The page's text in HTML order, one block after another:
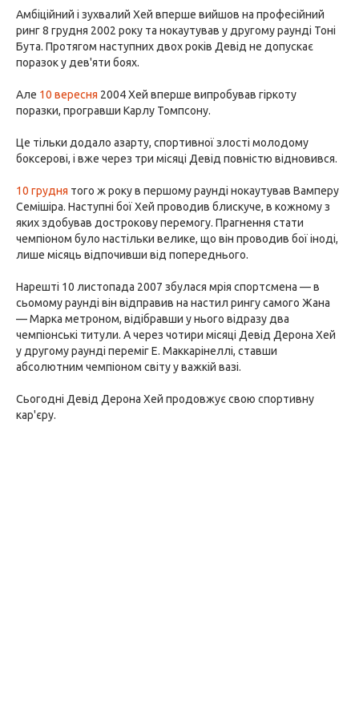
Амбіційний і зухвалий Хей вперше вийшов на професійний
ринг 8 грудня 2002 року та нокаутував у другому раунді Тоні
Бута. Протягом наступних двох років Девід не допускає
поразок у дев'яти боях.
Але 10 вересня 2004 Хей вперше випробував гіркоту
поразки, програвши Карлу Томпсону.
Це тільки додало азарту, спортивної злості молодому
боксерові, і вже через три місяці Девід повністю відновився.
10 грудня того ж року в першому раунді нокаутував Вамперу
Семішіра. Наступні бої Хей проводив блискуче, в кожному з
яких здобував дострокову перемогу. Прагнення стати
чемпіоном було настільки велике, що він проводив бої іноді,
лише місяць відпочивши від попереднього.
Нарешті 10 листопада 2007 збулася мрія спортсмена — в
сьомому раунді він відправив на настил рингу самого Жана
— Марка метроном, відібравши у нього відразу два
чемпіонські титули. А через чотири місяці Девід Дерона Хей
у другому раунді переміг Е. Маккарінеллі, ставши
абсолютним чемпіоном світу у важкій вазі.
Сьогодні Девід Дерона Хей продовжує свою спортивну
кар'єру.